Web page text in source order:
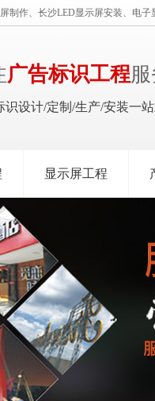
制作、长沙LED显示屏安装、电
广告标识工程
识设计/定制/生产/安装一
显示屏工程